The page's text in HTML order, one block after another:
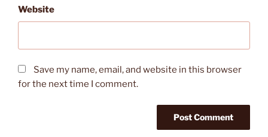
Website
Save my name, email, and website in this browser
for the next time I comment.